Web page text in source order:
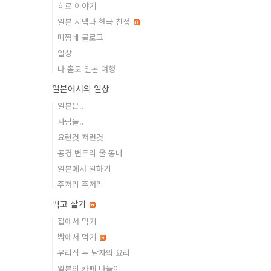
히로 이야기
일본 시댁과 한국 친정
미짱네 블로그
일상
나 홀로 일본 여행
일본에서의 일상
일본은..
사람들..
요런것 저런것
동경 변두리 울 동네
일본에서 일하기
주저리 주저리
먹고 살기
집에서 먹기
밖에서 먹기
우리집 두 남자의 요리
일본의 카페 나들이